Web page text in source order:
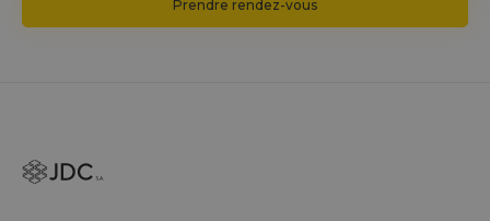
Prendre rendez-vous